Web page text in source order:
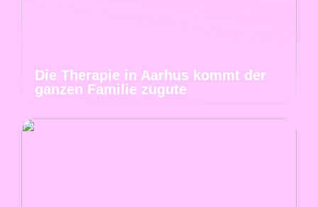
Die Therapie in Aarhus kommt der
ganzen Familie zugute